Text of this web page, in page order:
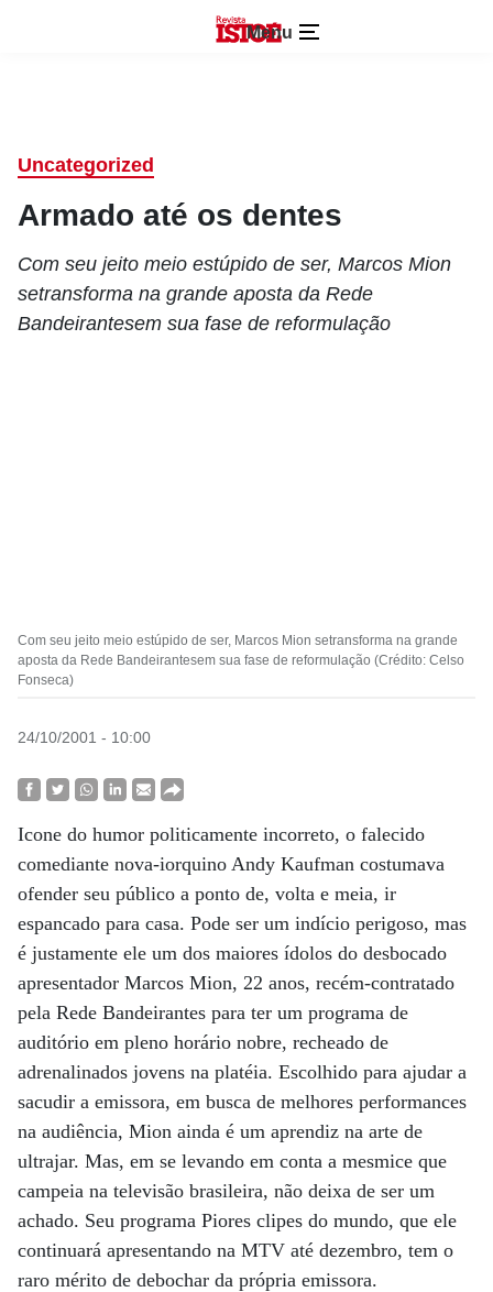
Menu
Uncategorized
Armado até os dentes
Com seu jeito meio estúpido de ser, Marcos Mion
setransforma na grande aposta da Rede
Bandeirantesem sua fase de reformulação
Com seu jeito meio estúpido de ser, Marcos Mion setransforma na grande
aposta da Rede Bandeirantesem sua fase de reformulação (Crédito: Celso
Fonseca)
24/10/2001 - 10:00
Icone do humor politicamente incorreto, o falecido
comediante nova-iorquino Andy Kaufman costumava
ofender seu público a ponto de, volta e meia, ir
espancado para casa. Pode ser um indício perigoso, mas
é justamente ele um dos maiores ídolos do desbocado
apresentador Marcos Mion, 22 anos, recém-contratado
pela Rede Bandeirantes para ter um programa de
auditório em pleno horário nobre, recheado de
adrenalinados jovens na platéia. Escolhido para ajudar a
sacudir a emissora, em busca de melhores performances
na audiência, Mion ainda é um aprendiz na arte de
ultrajar. Mas, em se levando em conta a mesmice que
campeia na televisão brasileira, não deixa de ser um
achado. Seu programa Piores clipes do mundo, que ele
continuará apresentando na MTV até dezembro, tem o
raro mérito de debochar da própria emissora.